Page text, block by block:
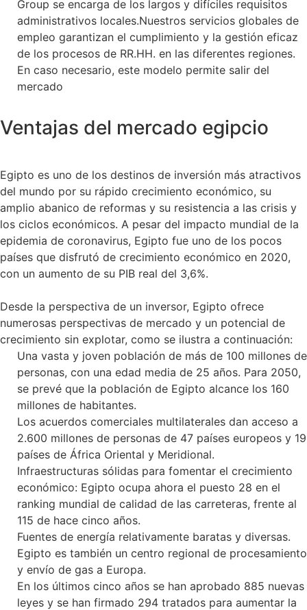
Group se encarga de los largos y difíciles requisitos
administrativos locales.Nuestros servicios globales de
empleo garantizan el cumplimiento y la gestión eficaz
de los procesos de RR.HH. en las diferentes regiones.
En caso necesario, este modelo permite salir del
mercado
Ventajas del mercado egipcio
Egipto es uno de los destinos de inversión más atractivos
del mundo por su rápido crecimiento económico, su
amplio abanico de reformas y su resistencia a las crisis y
los ciclos económicos. A pesar del impacto mundial de la
epidemia de coronavirus, Egipto fue uno de los pocos
países que disfrutó de crecimiento económico en 2020,
con un aumento de su PIB real del 3,6%.
Desde la perspectiva de un inversor, Egipto ofrece
numerosas perspectivas de mercado y un potencial de
crecimiento sin explotar, como se ilustra a continuación:
Una vasta y joven población de más de 100 millones de
personas, con una edad media de 25 años. Para 2050,
se prevé que la población de Egipto alcance los 160
millones de habitantes.
Los acuerdos comerciales multilaterales dan acceso a
2.600 millones de personas de 47 países europeos y 19
países de África Oriental y Meridional.
Infraestructuras sólidas para fomentar el crecimiento
económico: Egipto ocupa ahora el puesto 28 en el
ranking mundial de calidad de las carreteras, frente al
115 de hace cinco años.
Fuentes de energía relativamente baratas y diversas.
Egipto es también un centro regional de procesamiento
y envío de gas a Europa.
En los últimos cinco años se han aprobado 885 nuevas
leyes y se han firmado 294 tratados para aumentar la